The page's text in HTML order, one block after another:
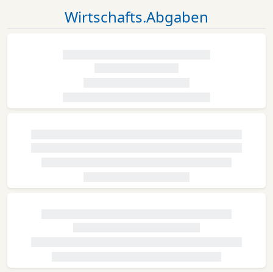
Wirtschafts.Abgaben